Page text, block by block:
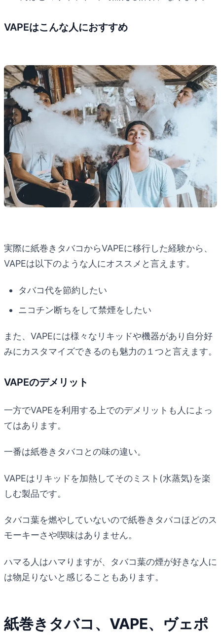
VAPEはこんな人におすすめ
実際に紙巻きタバコからVAPEに移行した経験から、
VAPEは以下のような人にオススメと言えます。
タバコ代を節約したい
ニコチン断ちをして禁煙をしたい
また、VAPEには様々なリキッドや機器があり自分好
みにカスタマイズできるのも魅力の１つと言えます。
VAPEのデメリット
一方でVAPEを利用する上でのデメリットも人によっ
てはあります。
一番は紙巻きタバコとの味の違い。
VAPEはリキッドを加熱してそのミスト(水蒸気)を楽
しむ製品です。
タバコ葉を燃やしていないので紙巻きタバコほどのス
モーキーさや喫味はありません。
ハマる人はハマりますが、タバコ葉の煙が好きな人に
は物足りないと感じることもあります。
紙巻きタバコ、VAPE、ヴェポ